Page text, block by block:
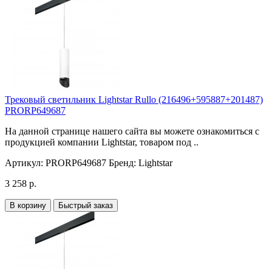
Трековый светильник Lightstar Rullo (216496+595887+201487)
PRORP649687
На данной странице нашего сайта вы можете ознакомиться с
продукцией компании Lightstar, товаром под ..
Артикул: PRORP649687 Бренд: Lightstar
3 258 р.
В корзину Быстрый заказ